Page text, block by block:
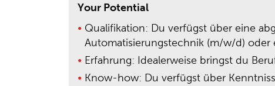
Your Potential
Qualifikation: Du verfügst über eine
Automatisierungstechnik (m/w/d) oder
Erfahrung: Idealerweise bringst du
Know-how: Du verfügst über